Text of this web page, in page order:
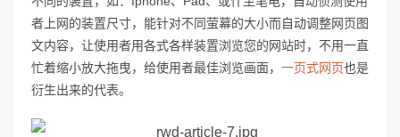
者上网的装置尺寸，能针对不同萤幕的大小而自动调整网页图
文内容，让使用者用各式各样装置浏览您的网站时，不用一直
忙着缩小放大拖曳，给使用者最佳浏览画面， 一页式网页也是
衍生出来的代表。